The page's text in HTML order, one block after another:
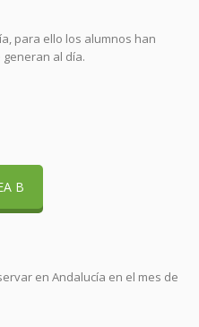
para ello los alumnos han
al día.
B
en Andalucía en el mes de